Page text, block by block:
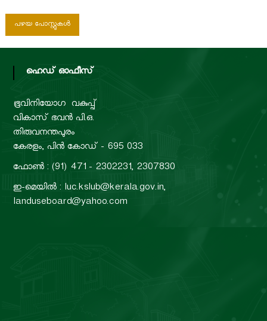
പോ
സ്റ്റു
ക്ക
ളി
ലൂ
ടെ
പഴയ പോസ്റ്റുകൾ
ഹെഡ് ഓഫീസ്
ഭൂവിനിയോഗ വകുപ്പ്
വികാസ് ഭവൻ പി.ഒ.
തിരുവനന്തപുരം
കേരളം, പിൻ കോഡ് - 695 033
ഫോൺ : (91) 471 - 2302231, 2307830
ഇ-മെയിൽ : luc.kslub@kerala.gov.in,
landuseboard@yahoo.com